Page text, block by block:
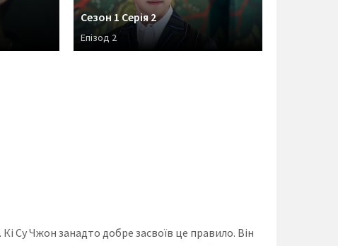
Сезон 1 Серія 2
Епізод 2
Су Чжон занадто добре засвоїв це правило. Він